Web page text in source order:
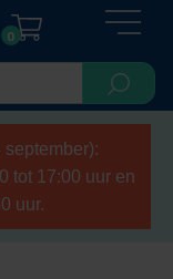
0
tot 17:00 uur en
uur.